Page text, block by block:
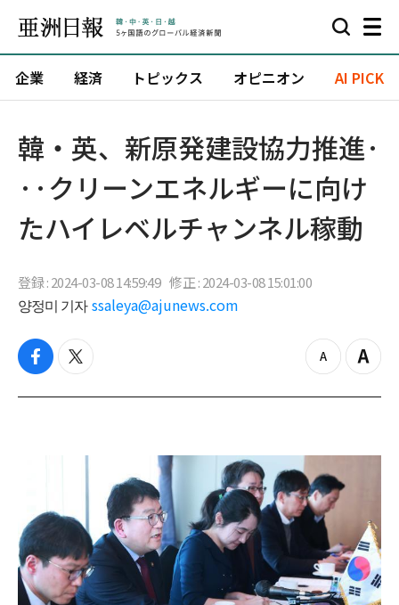
企業 経済 トピックス オピニオン AI PICK
韓・英、新原発建設協力推進·
··クリーンエネルギーに向け
たハイレベルチャンネル稼動
登録 : 2024-03-08 14:59:49 修正 : 2024-03-08 15:01:00
양정미 기자 ssaleya@ajunews.com
f
c
t
i
z
o
Z
o